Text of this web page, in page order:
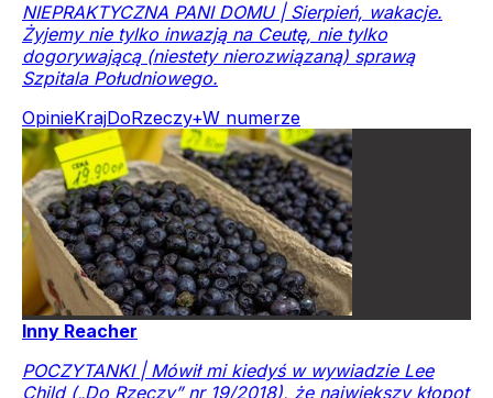
NIEPRAKTYCZNA PANI DOMU | Sierpień, wakacje.
Żyjemy nie tylko inwazją na Ceutę, nie tylko
dogorywającą (niestety nierozwiązaną) sprawą
Szpitala Południowego.
OpinieKrajDoRzeczy+W numerze
Inny Reacher
POCZYTANKI | Mówił mi kiedyś w wywiadzie Lee
Child („Do Rzeczy” nr 19/2018), że największy kłopot